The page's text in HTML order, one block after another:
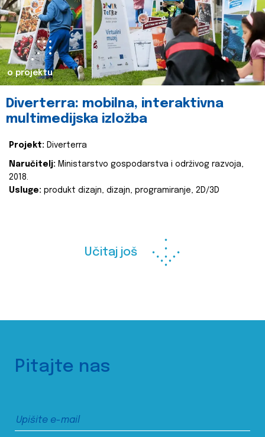
o projektu
Diverterra: mobilna, interaktivna
multimedijska izložba
Projekt: Diverterra
Naručitelj: Ministarstvo gospodarstva i održivog razvoja,
2018.
Usluge: produkt dizajn, dizajn, programiranje, 2D/3D
Učitaj još
Pitajte nas